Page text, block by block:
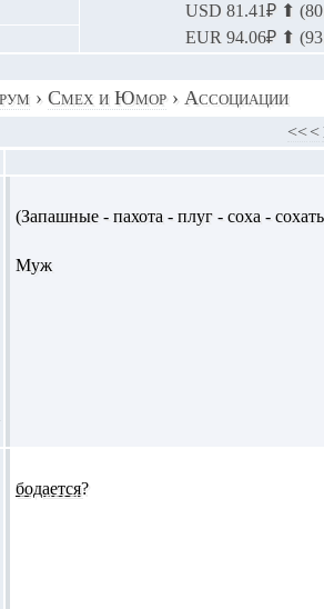
USD 81.41₽ ⬆
EUR 94.06₽ ⬆
› Смех и Юмор › Ассоциации
<<<
(Запашные - пахота - плуг - соха -
Муж
бодается?